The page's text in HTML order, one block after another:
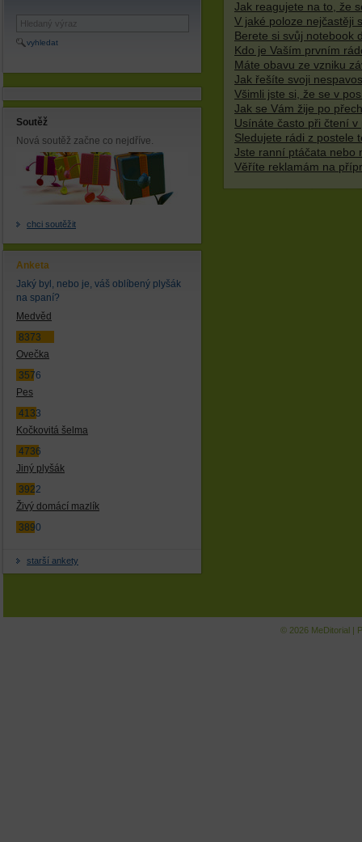
vyhledat
Soutěž
Nová soutěž začne co nejdříve.
chci soutěžit
Anketa
Jaký byl, nebo je, váš oblíbený plyšák
na spaní?
Medvěd
8373
Ovečka
3576
Pes
4133
Kočkovitá šelma
4736
Jiný plyšák
3922
Živý domácí mazlík
3890
starší ankety
Jak reagujete na to, že
V jaké poloze nejčastěji
Berete si svůj notebook
Kdo je Vaším prvním
Máte obavu ze vzniku
Jak řešíte svoji
Všimli jste si, že se v
Jak se Vám žije po
Usínáte často při čtení v
Sledujete rádi z postele
Jste ranní ptáčata nebo
Věříte reklamám na
© 2026 MeDitorial |